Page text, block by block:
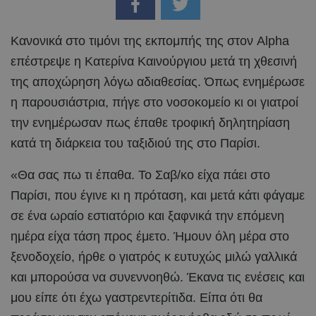
Κανονικά στο τιμόνι της εκπομπής της στον Alpha
επέστρεψε η Κατερίνα Καινούργιου μετά τη χθεσινή
της αποχώρηση λόγω αδιαθεσίας. Όπως ενημέρωσε
η παρουσιάστρια, πήγε στο νοσοκομείο κι οι γιατροί
την ενημέρωσαν πως έπαθε τροφική δηλητηρίαση
κατά τη διάρκεια του ταξιδιού της στο Παρίσι.
«Θα σας πω τι έπαθα. Το Σαβ/κο είχα πάει στο
Παρίσι, που έγινε κι η πρόταση, και μετά κάτι φάγαμε
σε ένα ωραίο εστιατόριο και ξαφνικά την επόμενη
ημέρα είχα τάση προς έμετο. Ήμουν όλη μέρα στο
ξενοδοχείο, ήρθε ο γιατρός κ ευτυχώς μιλώ γαλλικά
και μπορούσα να συνεννοηθώ. Έκανα τις ενέσεις και
μου είπε ότι έχω γαστρεντερίτιδα. Είπα ότι θα